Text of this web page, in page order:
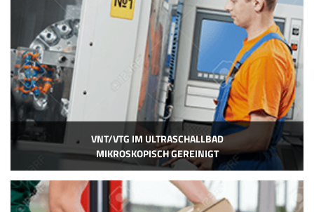
VNT/VTG IM ULTRASCHALLBAD
MIKROSKOPISCH GEREINIGT